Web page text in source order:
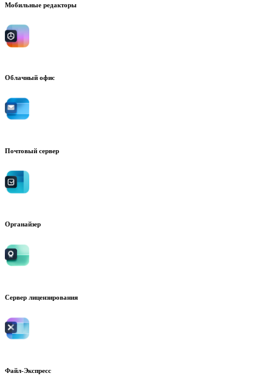
Мобильные редакторы
Облачный офис
Почтовый сервер
Органайзер
Сервер лицензирования
Файл-Экспресс